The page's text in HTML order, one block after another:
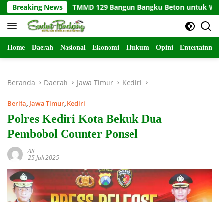
Langsung
ke
konten
Breaking NewsTMMD 129 Bangun Bangku Beton untuk Warga
Home Daerah Nasional Ekonomi Hukum Opini
Beranda Daerah Jawa Timur Kediri
Berita, Jawa Timur, Kediri
Polres Kediri Kota Bekuk Dua
Pembobol Counter Ponsel
Ali
25 Juli 2025